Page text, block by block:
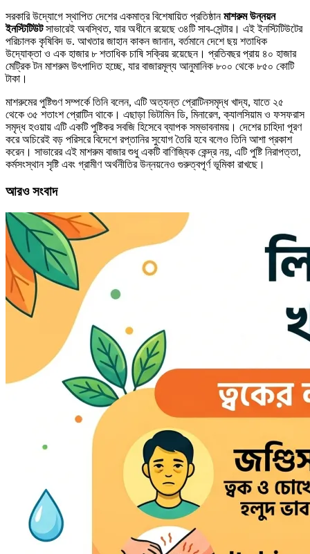
সরকারি উদ্যোগে স্থাপিত দেশের একমাত্র বিশেষায়িত প্রতিষ্ঠানমাশরুম উন্নয়ন
ইনস্টিটিউটসাভারেই অবস্থিত, যার অধীনে রয়েছে ৩৪টি সাব-সেন্টার। এই ইনস্টিটিউটের
পরিচালক কৃষিবিদ ড. আখতার জাহান কাকন জানান, বর্তমানে দেশে ছয় শতাধিক
উদ্যোক্তা ও এক হাজার ৮ শতাধিক চাষি সক্রিয় রয়েছেন। প্রতিবছর প্রায় ৪০ হাজার
মেট্রিক টন মাশরুম উৎপাদিত হচ্ছে, যার বাজারমূল্য আনুমানিক ৮০০ থেকে ৮৫০ কোটি
টাকা।
মাশরুমের পুষ্টিগুণ সম্পর্কে তিনি বলেন, এটি অত্যন্ত প্রোটিনসমৃদ্ধ খাদ্য, যাতে ২৫
থেকে ৩৫ শতাংশ প্রোটিন থাকে। এছাড়া ভিটামিন ডি, মিনারেল, ক্যালসিয়াম ও ফসফরাস
সমৃদ্ধ হওয়ায় এটি একটি পুষ্টিকর সবজি হিসেবে ব্যাপক সম্ভাবনাময়। দেশের চাহিদা পূরণ
করে অচিরেই বড় পরিসরে বিদেশে রপ্তানির সুযোগ তৈরি হবে বলেও তিনি আশা প্রকাশ
করেন। সাভারের এই মাশরুম বাজার শুধু একটি বাণিজ্যিক কেন্দ্র নয়, এটি পুষ্টি নিরাপত্তা,
কর্মসংস্থান সৃষ্টি এবং গ্রামীণ অর্থনীতির উন্নয়নেও গুরুত্বপূর্ণ ভূমিকা রাখছে।
আরও সংবাদ